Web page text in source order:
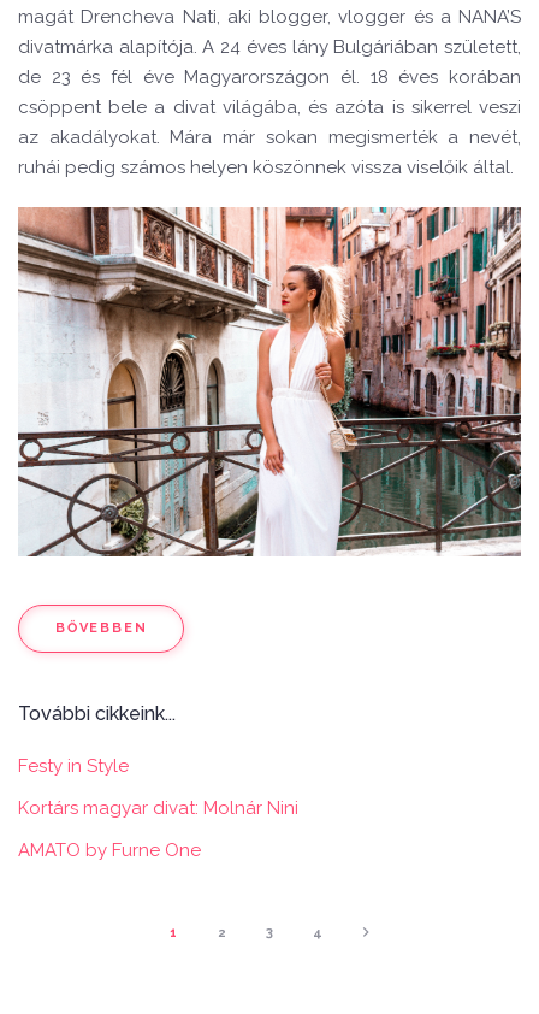
magát Drencheva Nati, aki blogger, vlogger és a NANA’S
divatmárka alapítója. A 24 éves lány Bulgáriában született,
de 23 és fél éve Magyarországon él. 18 éves korában
csöppent bele a divat világába, és azóta is sikerrel veszi
az akadályokat. Mára már sokan megismerték a nevét,
ruhái pedig számos helyen köszönnek vissza viselőik által.
BŐVEBBEN
További cikkeink...
Festy in Style
Kortárs magyar divat: Molnár Nini
AMATO by Furne One
1 2 3 4